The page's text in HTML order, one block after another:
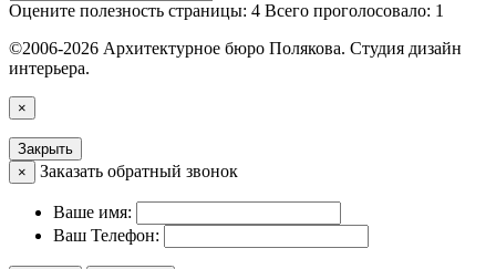
Оцените полезность страницы: 4 Всего проголосовало: 1
©2006-2026 Архитектурное бюро Полякова. Студия дизайн
интерьера.
×
Закрыть
×
Заказать обратный звонок
Ваше имя:
Ваш Телефон: